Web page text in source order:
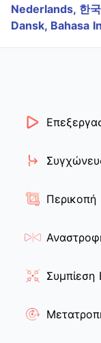
Nederlands, 한
Dansk, Bahasa
Περικοπή
Συμπίεση